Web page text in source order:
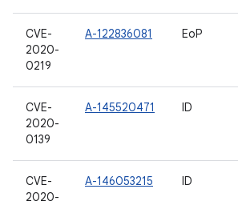
CVE-
2020-
0219
A-122836081 EoP
CVE-
2020-
0139
A-145520471 ID
CVE-
2020-
A-146053215 ID